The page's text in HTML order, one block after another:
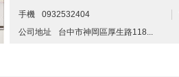
手機 0932532404
公司地址
台中市神岡區厚生路118...